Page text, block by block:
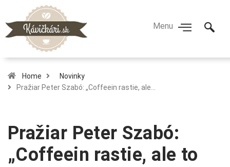
Home
Novinky
Pražiar Peter Szabó: „Coffeein rastie, ale…
Pražiar Peter Szabó:
„Coffeein rastie, ale to